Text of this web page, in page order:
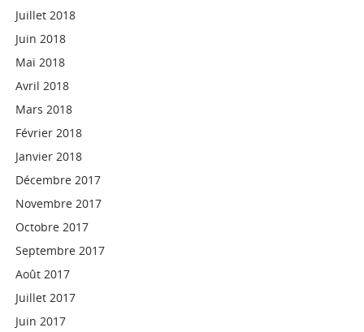
Juillet 2018
Juin 2018
Mai 2018
Avril 2018
Mars 2018
Février 2018
Janvier 2018
Décembre 2017
Novembre 2017
Octobre 2017
Septembre 2017
Août 2017
Juillet 2017
Juin 2017